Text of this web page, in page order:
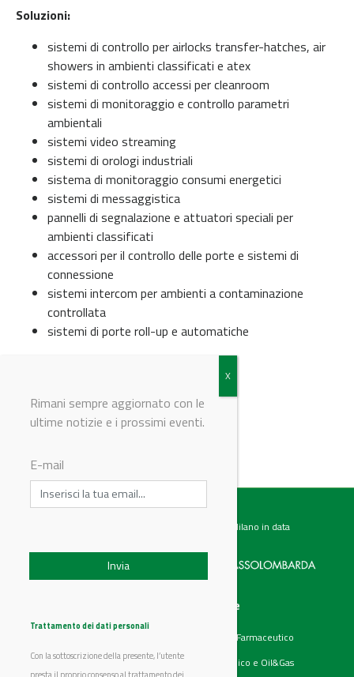
Soluzioni:
sistemi di controllo per airlocks transfer-hatches, air
showers in ambienti classificati e atex
sistemi di controllo accessi per cleanroom
sistemi di monitoraggio e controllo parametri
ambientali
sistemi video streaming
sistemi di orologi industriali
sistema di monitoraggio consumi energetici
sistemi di messaggistica
pannelli di segnalazione e attuatori speciali per
ambienti classificati
accessori per il controllo delle porte e sistemi di
connessione
sistemi intercom per ambienti a contaminazione
controllata
sistemi di porte roll-up e automatiche
Testata giornalistica registrata presso il Tribunale di Milano in data
Chi siamo
Prodotti
Aziende
Categorie
Chimico e Farmaceutico
Petrolchimico e Oil&Gas
Rimani sempre aggiornato con le
ultime notizie e i prossimi eventi.
E-mail
Trattamento dei dati personali
Con la sottoscrizione della presente, l’utente